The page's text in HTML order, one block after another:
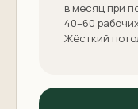
в месяц при
40–60
Жёсткий